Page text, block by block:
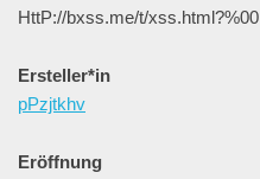
HttP://bxss.me/t/xss.html?%00
Ersteller*in
pPzjtkhv
Eröffnung